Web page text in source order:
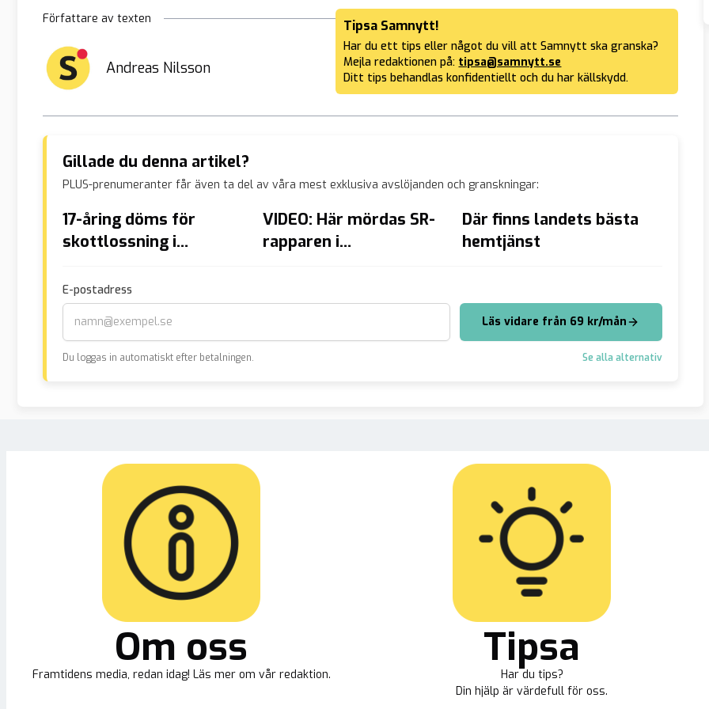
Författare av texten
Andreas Nilsson
Tipsa Samnytt!
Har du ett tips eller något du vill att Samnytt ska granska?
Mejla redaktionen på: tipsa@samnytt.se
Ditt tips behandlas konfidentiellt och du har källskydd.
Gillade du denna artikel?
PLUS-prenumeranter får även ta del av våra mest exklusiva avslöjanden och granskningar:
17-åring döms för
skottlossning i
VIDEO: Här mördas SR-
rapparen i
Där finns landets bästa
hemtjänst
E-postadress
Läs vidare från 69 kr/mån
Du loggas in automatiskt efter betalningen. Se alla alternativ
Om oss
Framtidens media, redan idag! Läs mer om vår redaktion.
Tipsa
Har du tips?
Din hjälp är värdefull för oss.